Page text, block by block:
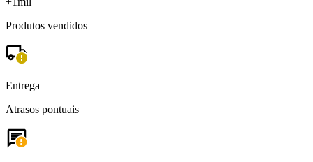
Produtos vendidos
Entrega
Atrasos pontuais